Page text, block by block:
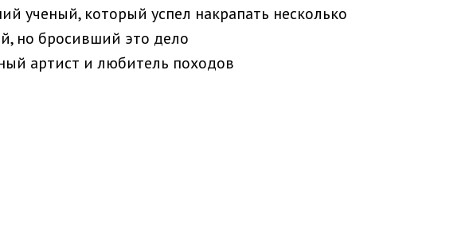
ученый, который успел накрапать несколько
но бросивший это дело
артист и любитель походов